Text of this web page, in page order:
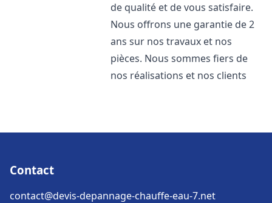
de qualité et de vous satisfaire.
Nous offrons une garantie de 2
ans sur nos travaux et nos
pièces. Nous sommes fiers de
nos réalisations et nos clients
Contact
contact@devis-depannage-chauffe-eau-7.net